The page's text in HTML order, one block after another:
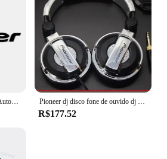
Vinil Adesivos de Carro para Automóveis e Motos, Decalque de Prata, Preto e Prata, Acessórios Do Carro, Decoração Pioneer dj disco fone de ouvido dj música fones dj tuning fones monitor telefone móvel computador personalizado
R$177.52